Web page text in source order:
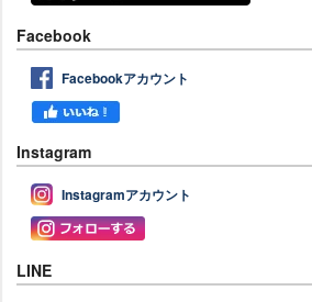
Facebook
Facebookアカウント
Instagram
Instagramアカウント
LINE